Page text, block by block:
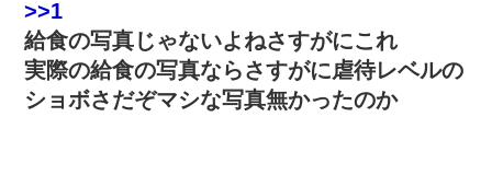
>>1
給食の写真じゃないよねさすがにこれ
実際の給食の写真ならさすがに虐待レベルの
ショボさだぞマシな写真無かったのか